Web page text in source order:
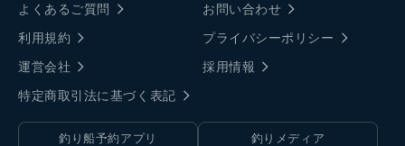
よくあるご質問
お問い合わせ
利用規約
プライバシーポリシー
運営会社
採用情報
特定商取引法に基づく表記
釣り船予約アプリ
釣りメディア